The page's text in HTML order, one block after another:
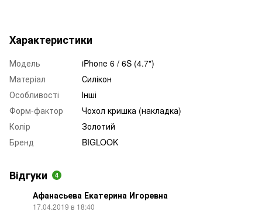
Характеристики
Модель
iPhone 6 / 6S (4.7")
Матеріал
Силікон
Особливості
Інші
Форм-фактор
Чохол кришка (накладка)
Колір
Золотий
Бренд
BIGLOOK
Відгуки 4
Афанасьева Екатерина Игоревна
17.04.2019 в 18:40